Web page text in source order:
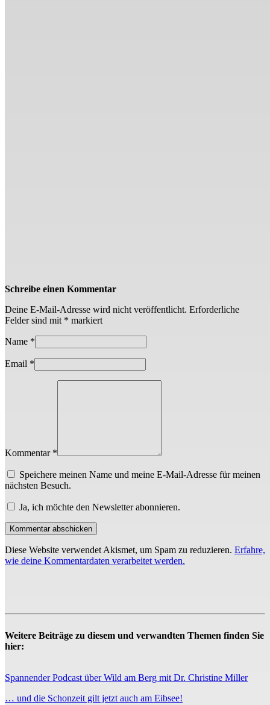
Schreibe einen Kommentar
Deine E-Mail-Adresse wird nicht veröffentlicht. Erforderliche
Felder sind mit * markiert
Name *
Email *
Kommentar *
Speichere meinen Name und meine E-Mail-Adresse für meinen
nächsten Besuch.
Ja, ich möchte den Newsletter abonnieren.
Diese Website verwendet Akismet, um Spam zu reduzieren. Erfahre,
wie deine Kommentardaten verarbeitet werden.
Weitere Beiträge zu diesem und verwandten Themen finden Sie
hier:
Spannender Podcast über Wild am Berg mit Dr. Christine Miller
… und die Schonzeit gilt jetzt auch am Eibsee!